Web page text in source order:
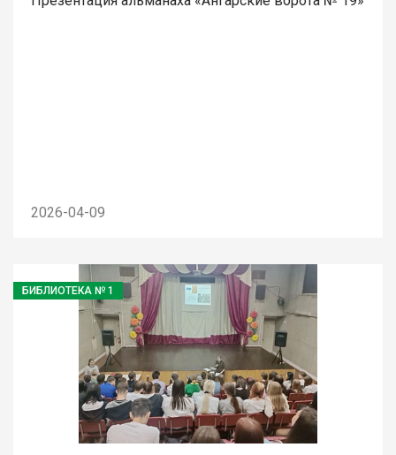
2026-04-09
БИБЛИОТЕКА № 1